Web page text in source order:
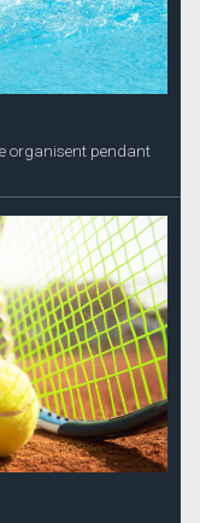
organisent pendant